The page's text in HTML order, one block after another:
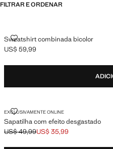
FILTRAR E ORDENAR
Sweatshirt combinada bicolor
SWEATSHIRT COMBINADA
Preço atual [US$ 59,99 ]
US$ 59,99
EXCLUSIVAMENTE ONLINE
Sapatilha com efeito desgastado
SAPATILHA COM EFEITO
Preço inicial riscado [US$ 49,99 ]
US$ 49,99
Preço atual [US$ 35,99 ]
US$ 35,99